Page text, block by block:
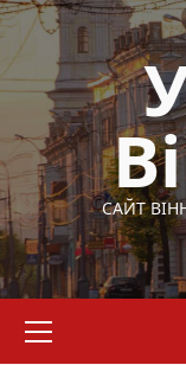
Перейти
до
вмісту
САЙТ
меню